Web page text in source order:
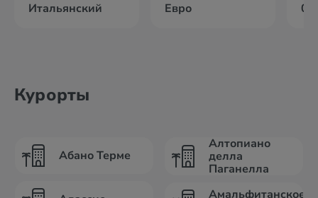
Итальянский Евро
Курорты
Абано Терме
Алтопиано
делла
Паганелла
Амальфитанское